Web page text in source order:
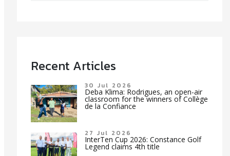
Recent Articles
30 Jul 2026
Deba Klima: Rodrigues, an open-air
classroom for the winners of Collège
de la Confiance
27 Jul 2026
InterTen Cup 2026: Constance Golf
Legend claims 4th title